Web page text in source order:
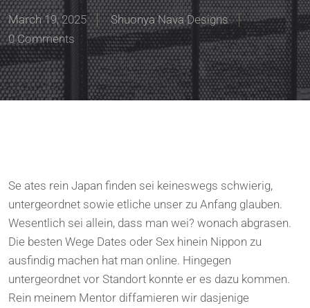
March 19, 2025
Shuonya Nava Designs
0 Comments
Se ates rein Japan finden sei keineswegs schwierig,
untergeordnet sowie etliche unser zu Anfang glauben.
Wesentlich sei allein, dass man wei? wonach abgrasen.
Die besten Wege Dates oder Sex hinein Nippon zu
ausfindig machen hat man online. Hingegen
untergeordnet vor Standort konnte er es dazu kommen.
Rein meinem Mentor diffamieren wir dasjenige